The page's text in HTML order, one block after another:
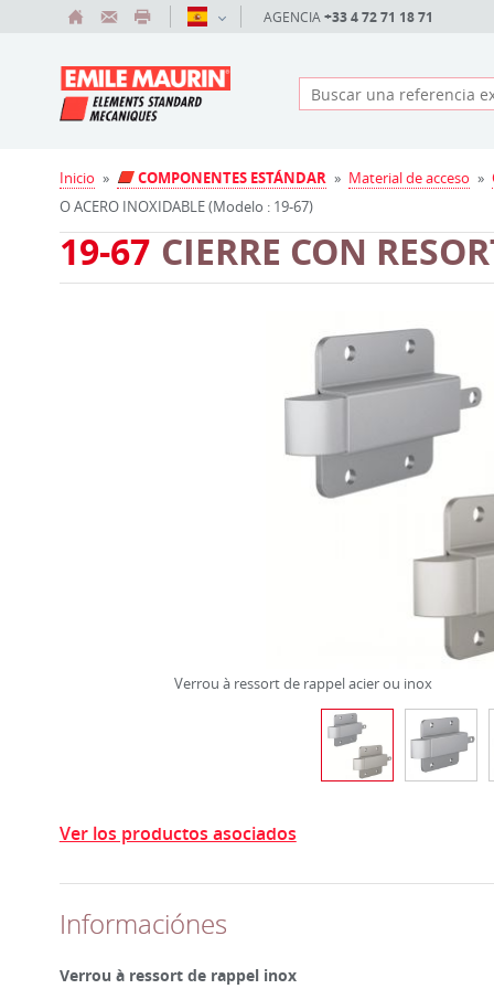
AGENCIA +33 4 72 71 18 71
Inicio » COMPONENTES ESTÁNDAR » Material de acceso »
O ACERO INOXIDABLE (Modelo : 19-67)
19-67 CIERRE CON
Verrou à ressort de rappel acier ou inox
Ver los productos asociados
Informaciónes
Verrou à ressort de rappel inox